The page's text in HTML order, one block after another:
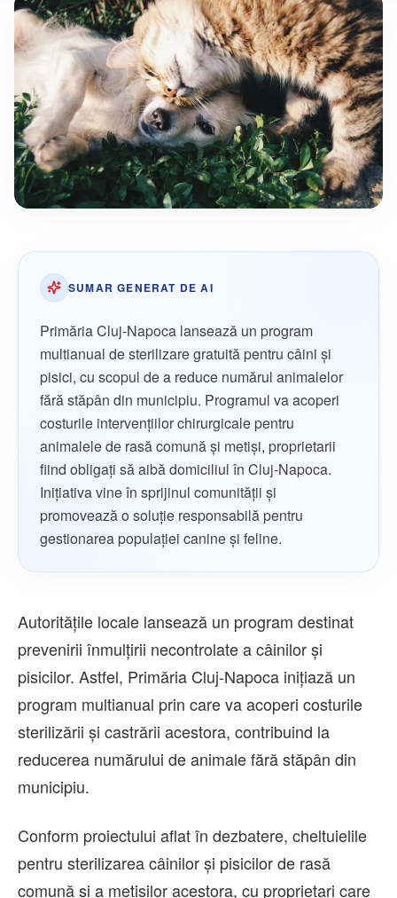
SUMAR GENERAT DE AI
Primăria Cluj-Napoca lansează un program
multianual de sterilizare gratuită pentru câini și
pisici, cu scopul de a reduce numărul animalelor
fără stăpân din municipiu. Programul va acoperi
costurile intervențiilor chirurgicale pentru
animalele de rasă comună și metiși, proprietarii
fiind obligați să aibă domiciliul în Cluj-Napoca.
Inițiativa vine în sprijinul comunității și
promovează o soluție responsabilă pentru
gestionarea populației canine și feline.
Autoritățile locale lansează un program destinat
prevenirii înmulțirii necontrolate a câinilor și
pisicilor. Astfel, Primăria Cluj-Napoca inițiază un
program multianual prin care va acoperi costurile
sterilizării și castrării acestora, contribuind la
reducerea numărului de animale fără stăpân din
municipiu.
Conform proiectului aflat în dezbatere, cheltuielile
pentru sterilizarea câinilor și pisicilor de rasă
comună și a metișilor acestora, cu proprietari care